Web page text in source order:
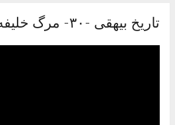
تاریخ بیهقی -۳۰- مرگ خلیفه